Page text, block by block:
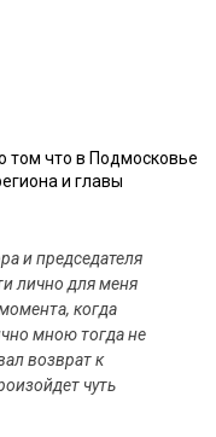
том что в Подмосковье
и главы
и председателя
лично для меня
когда
мною тогда не
возврат к
чуть